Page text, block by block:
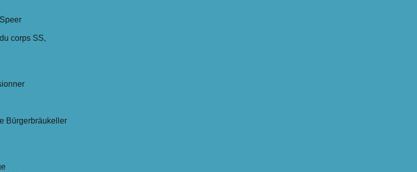
corps SS,
Bürgerbräukeller